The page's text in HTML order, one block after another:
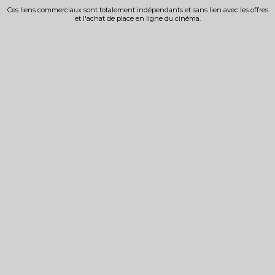
Ces liens commerciaux sont totalement indépendants et sans lien avec les offres
et l'achat de place en ligne du cinéma.